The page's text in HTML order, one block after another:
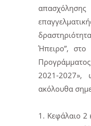
Ήπειρο”, στο
2021-
ακόλουθα
1. Κεφάλαιο 2